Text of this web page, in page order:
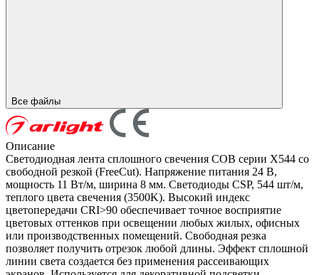
Все файлы
Описание
Светодиодная лента сплошного свечения COB серии X544 со
свободной резкой (FreeCut). Напряжение питания 24 В,
мощность 11 Вт/м, ширина 8 мм. Светодиоды CSP, 544 шт/м,
теплого цвета свечения (3500K). Высокий индекс
цветопередачи CRI>90 обеспечивает точное восприятие
цветовых оттенков при освещении любых жилых, офисных
или производственных помещений. Свободная резка
позволяет получить отрезок любой длины. Эффект сплошной
линии света создается без применения рассеивающих